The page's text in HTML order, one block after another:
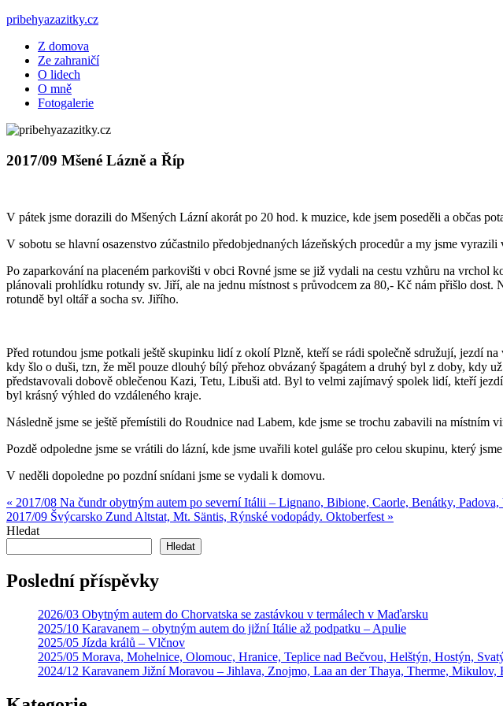
Skip
content
pribehyazazitky.cz
– karavenem napříč světem
Z domova
Ze zahraničí
O lidech
O mně
Fotogalerie
2017/09 Mšené Lázně a Říp
V pátek jsme dorazili do Mšených Lázní akorát po 20 hod. k muzice, kde jsem poseděli a občas
V sobotu se hlavní osazenstvo zúčastnilo předobjednaných lázeňských procedůr a my jsme
Po zaparkování na placeném parkovišti v obci Rovné jsme se již vydali na cestu vzhůru na vrchol
plánovali prohlídku rotundy sv. Jiří, ale na jednu místnost s průvodcem za 80,- Kč nám přišlo
rotundě byl oltář a socha sv. Jiřího.
Před rotundou jsme potkali ještě skupinku lidí z okolí Plzně, kteří se rádi společně sdružují, jezdí
kdy šlo o duši, tzn, že měl pouze dlouhý bílý přehoz obvázaný špagátem a druhý byl z doby, kdy
představovali dobově oblečenou Kazi, Tetu, Libuši atd. Byl to velmi zajímavý spolek lidí, kteří
byl krásný výhled do vzdáleného kraje.
Následně jsme se ještě přemístili do Roudnice nad Labem, kde jsme se trochu zabavili na místním
Pozdě odpoledne jsme se vrátili do lázní, kde jsme uvařili kotel guláše pro celou skupinu, který
V neděli dopoledne po pozdní snídani jsme se vydali k domovu.
Navigace
pro
« 2017/08 Na čundr obytným autem po severní Itálii – Lignano, Bibione, Caorle, Benátky,
2017/09 Švýcarsko Zund Altstat, Mt. Säntis, Rýnské vodopády. Oktoberfest »
Hledat
Hledat
Poslední příspěvky
2026/03 Obytným autem do Chorvatska se zastávkou v termálech v Maďarsku
2025/10 Karavanem – obytným autem do jižní Itálie až podpatku – Apulie
2025/05 Jízda králů – Vlčnov
2025/05 Morava, Mohelnice, Olomouc, Hranice, Teplice nad Bečvou, Helštýn, Hostýn,
2024/12 Karavanem Jižní Moravou – Jihlava, Znojmo, Laa an der Thaya, Therme, Mikulov,